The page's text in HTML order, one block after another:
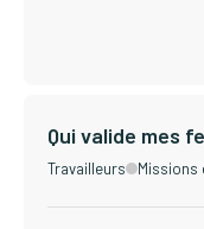
Qui valide mes
Travailleurs Missions